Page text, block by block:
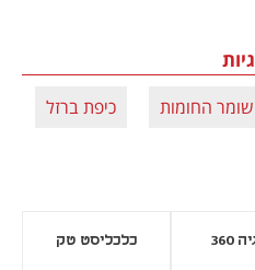
שומר החומות כיפת ברזל
360 כלכליסט טק